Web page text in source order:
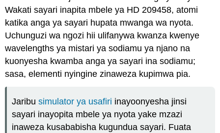
Wakati sayari inapita mbele ya HD 209458, atomi
katika anga ya sayari hupata mwanga wa nyota.
Uchunguzi wa ngozi hii ulifanywa kwanza kwenye
wavelengths ya mistari ya sodiamu ya njano na
kuonyesha kwamba anga ya sayari ina sodiamu;
sasa, elementi nyingine zinaweza kupimwa pia.
Jaribusimulator ya usafiri inayoonyesha jinsi
sayari inayopita mbele ya nyota yake mzazi
inaweza kusababisha kugundua sayari. Fuata